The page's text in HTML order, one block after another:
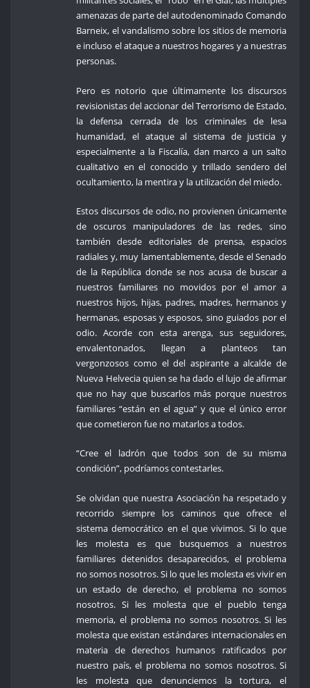
amenazas de parte del autodenominado Comando
Barneix, el vandalismo sobre los sitios de memoria
e incluso el ataque a nuestros hogares y a nuestras
personas.
Pero es notorio que últimamente los discursos
revisionistas del accionar del Terrorismo de Estado,
la defensa cerrada de los criminales de lesa
humanidad, el ataque al sistema de justicia y
especialmente a la Fiscalía, dan marco a un salto
cualitativo en el conocido y trillado sendero del
ocultamiento, la mentira y la utilización del miedo.
Estos discursos de odio, no provienen únicamente
de oscuros manipuladores de las redes, sino
también desde editoriales de prensa, espacios
radiales y, muy lamentablemente, desde el Senado
de la República donde se nos acusa de buscar a
nuestros familiares no movidos por el amor a
nuestros hijos, hijas, padres, madres, hermanos y
hermanas, esposas y esposos, sino guiados por el
odio. Acorde con esta arenga, sus seguidores,
envalentonados, llegan a planteos tan
vergonzosos como el del aspirante a alcalde de
Nueva Helvecia quien se ha dado el lujo de afirmar
que no hay que buscarlos más porque nuestros
familiares “están en el agua” y que el único error
que cometieron fue no matarlos a todos.
“Cree el ladrón que todos son de su misma
condición”, podríamos contestarles.
Se olvidan que nuestra Asociación ha respetado y
recorrido siempre los caminos que ofrece el
sistema democrático en el que vivimos. Si lo que
les molesta es que busquemos a nuestros
familiares detenidos desaparecidos, el problema
no somos nosotros. Si lo que les molesta es vivir en
un estado de derecho, el problema no somos
nosotros. Si les molesta que el pueblo tenga
memoria, el problema no somos nosotros. Si les
molesta que existan estándares internacionales en
materia de derechos humanos ratificados por
nuestro país, el problema no somos nosotros. Si
les molesta que denunciemos la tortura, el